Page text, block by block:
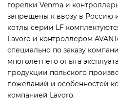
горелки Venma и
запрещены к ввозу в Россию
котлы серии LF
Lavoro и контроллером
специально по заказу
многолетнего опыта
продукции польского
пожеланий и особенностей
компанией Lavoro.